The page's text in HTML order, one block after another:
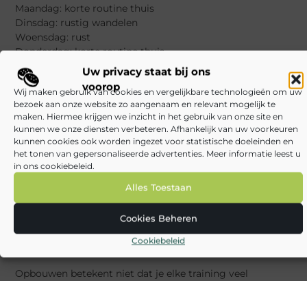
Uw privacy staat bij ons
voorop
Wij maken gebruik van cookies en vergelijkbare technologieën om uw
bezoek aan onze website zo aangenaam en relevant mogelijk te
maken. Hiermee krijgen we inzicht in het gebruik van onze site en
kunnen we onze diensten verbeteren. Afhankelijk van uw voorkeuren
kunnen cookies ook worden ingezet voor statistische doeleinden en
het tonen van gepersonaliseerde advertenties. Meer informatie leest u
in ons cookiebeleid.
Alles Toestaan
Cookies Beheren
Cookiebeleid
Maandag: korte routine thuis
Dinsdag: rustig wandelen
Woensdag: rust
Donderdag: korte routine thuis
Vrijdag: lichte beweging
Zaterdag: wandelen of fietsen
Zondag: rust
Als dit te veel is, begin dan met twee momenten per
week. Als het makkelijk voelt, kun je later uitbreiden. Het
belangrijkste is dat de routine past bij je echte leven.
Wie nog niet weet hoe hij beweging moet opbouwen,
beginnen met sporten zonder
ervaring
Hoe bouw je oefeningen
Opbouwen betekent niet dat je elke training veel